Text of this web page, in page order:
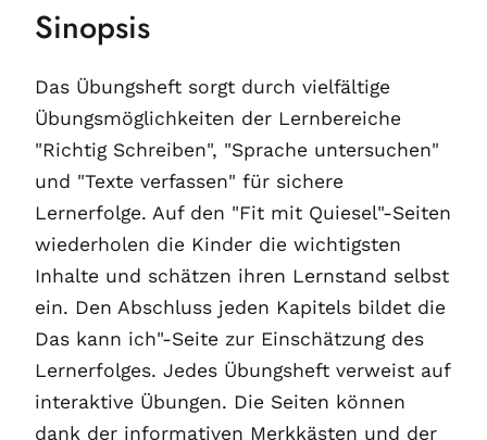
Sinopsis
Das Übungsheft sorgt durch vielfältige
Übungsmöglichkeiten der Lernbereiche
"Richtig Schreiben", "Sprache untersuchen"
und "Texte verfassen" für sichere
Lernerfolge. Auf den "Fit mit Quiesel"-Seiten
wiederholen die Kinder die wichtigsten
Inhalte und schätzen ihren Lernstand selbst
ein. Den Abschluss jeden Kapitels bildet die
Das kann ich"-Seite zur Einschätzung des
Lernerfolges. Jedes Übungsheft verweist auf
interaktive Übungen. Die Seiten können
dank der informativen Merkkästen und der